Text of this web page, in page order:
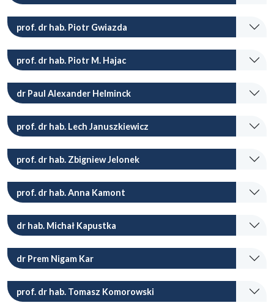
prof. dr hab. Piotr Gwiazda
prof. dr hab. Piotr M. Hajac
dr Paul Alexander Helminck
prof. dr hab. Lech Januszkiewicz
prof. dr hab. Zbigniew Jelonek
prof. dr hab. Anna Kamont
dr hab. Michał Kapustka
dr Prem Nigam Kar
prof. dr hab. Tomasz Komorowski